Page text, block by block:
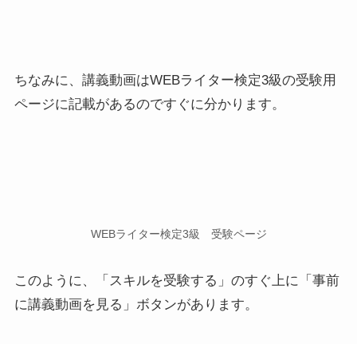
ちなみに、講義動画はWEBライター検定3級の受験用
ページに記載があるのですぐに分かります。
WEBライター検定3級 受験ページ
このように、「スキルを受験する」のすぐ上に「事前
に講義動画を見る」ボタンがあります。